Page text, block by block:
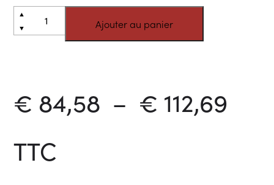
▲
▼
Treillis
Ajouter au panier
€ 84,58 – € 112,69
TTC